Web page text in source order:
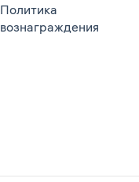
Политика
вознаграждения